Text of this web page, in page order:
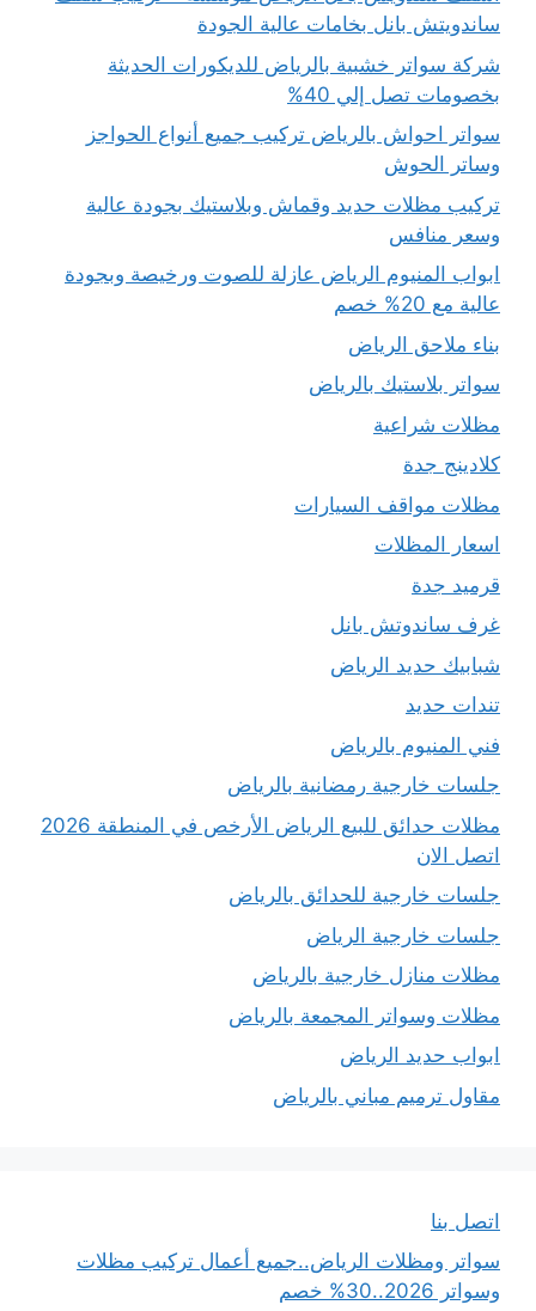
ساندويتش بانل بخامات عالية الجودة
شركة سواتر خشبية بالرياض للديكورات الحديثة
بخصومات تصل إلي 40%
سواتر احواش بالرياض تركيب جميع أنواع الحواجز
وساتر الحوش
تركيب مظلات حديد وقماش وبلاستيك بجودة عالية
وسعر منافس
ابواب المنيوم الرياض عازلة للصوت ورخيصة وبجودة
عالية مع 20% خصم
بناء ملاحق الرياض
سواتر بلاستيك بالرياض
مظلات شراعية
كلادينج جدة
مظلات مواقف السيارات
اسعار المظلات
قرميد جدة
غرف ساندوتش بانل
شبابيك حديد الرياض
تندات حديد
فني المنيوم بالرياض
جلسات خارجية رمضانية بالرياض
مظلات حدائق للبيع الرياض الأرخص في المنطقة 2026
اتصل الان
جلسات خارجية للحدائق بالرياض
جلسات خارجية الرياض
مظلات منازل خارجية بالرياض
مظلات وسواتر المجمعة بالرياض
ابواب حديد الرياض
مقاول ترميم مباني بالرياض
اتصل بنا
سواتر ومظلات الرياض..جميع أعمال تركيب مظلات
وسواتر 2026..30% خصم